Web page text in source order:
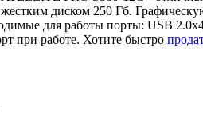
диском 250 Гб.
для работы порты: USB
при работе. Хотите быстро